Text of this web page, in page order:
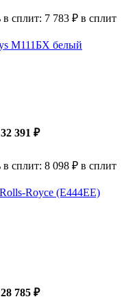
сплит: 7 783 ₽ в сплит
М111БХ белый
32 391 ₽
сплит: 8 098 ₽ в сплит
Royce (E444EE)
28 785 ₽